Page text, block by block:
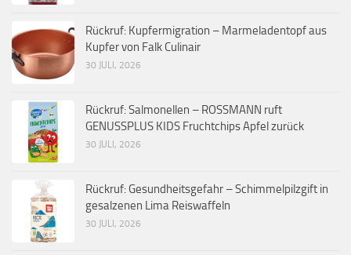
Rückruf: Kupfermigration – Marmeladentopf aus
Kupfer von Falk Culinair
30 JULI, 2026
Rückruf: Salmonellen – ROSSMANN ruft
GENUSSPLUS KIDS Fruchtchips Apfel zurück
30 JULI, 2026
Rückruf: Gesundheitsgefahr – Schimmelpilzgift in
gesalzenen Lima Reiswaffeln
30 JULI, 2026